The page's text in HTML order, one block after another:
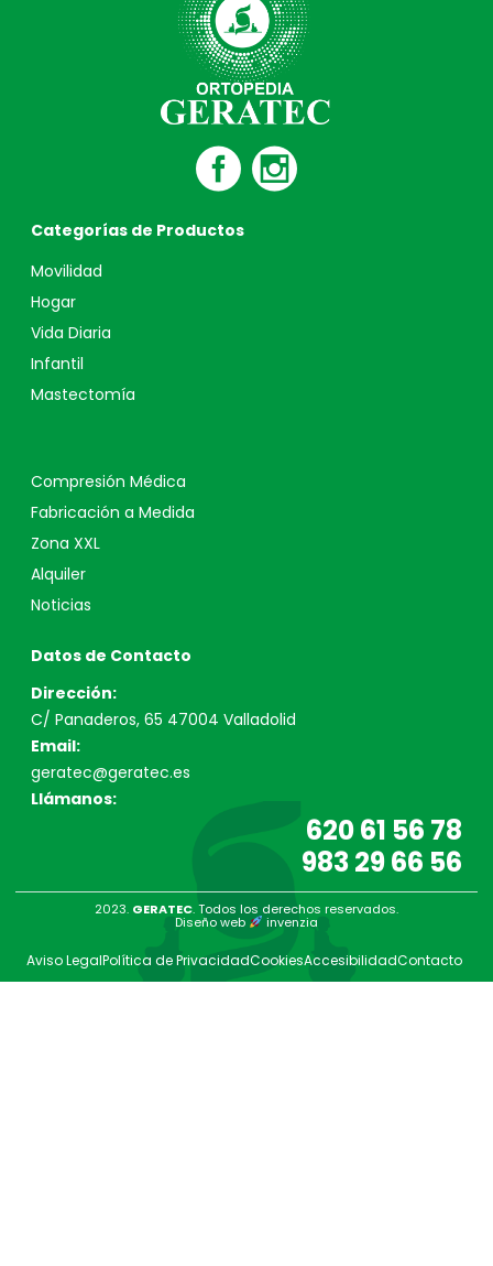
Categorías de Productos
Movilidad
Hogar
Vida Diaria
Infantil
Mastectomía
Compresión Médica
Fabricación a Medida
Zona XXL
Alquiler
Noticias
Datos de Contacto
Dirección:
C/ Panaderos, 65 47004 Valladolid
Email:
geratec@geratec.es
Llámanos:
620 61 56 78
983 29 66 56
2023. GERATEC. Todos los derechos reservados.
Diseño web invenzia
Aviso LegalPolítica de PrivacidadCookiesAccesibilidadContacto